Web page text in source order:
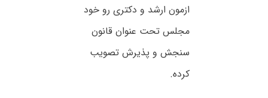
ازمون ارشد و دکتری رو خود
مجلس تحت عنوان قانون
سنجش و پذیرش تصویب
کرده.